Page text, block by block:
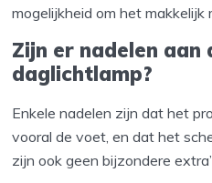
mogelijkheid om het makkelijk
Zijn er nadelen aan
daglichtlamp?
Enkele nadelen zijn dat het
vooral de voet, en dat het
zijn ook geen bijzondere